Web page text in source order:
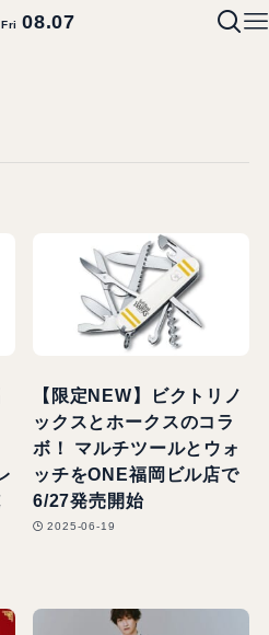
Fri08.07
【限定NEW】ビクトリノ
ックスとホークスのコラ
ボ！ マルチツールとウォ
ッチをONE福岡ビル店で
6/27発売開始
2025-06-19